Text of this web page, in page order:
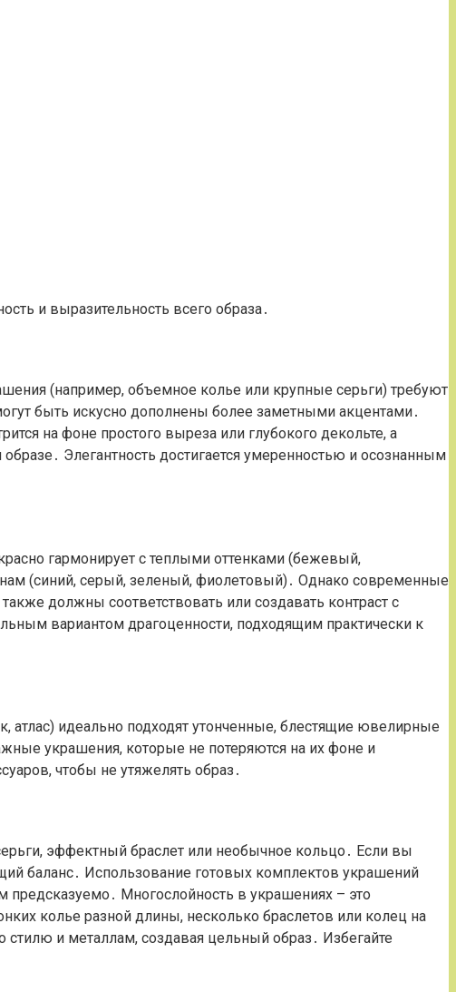
и выразительность всего образа․
(например, объемное колье или крупные серьги) требуют
быть искусно дополнены более заметными акцентами․
на фоне простого выреза или глубокого декольте, а
Элегантность достигается умеренностью и осознанным
гармонирует с теплыми оттенками (бежевый,
(синий, серый, зеленый, фиолетовый)․ Однако современные
должны соответствовать или создавать контраст с
вариантом драгоценности, подходящим практически к
идеально подходят утонченные, блестящие ювелирные
украшения, которые не потеряются на их фоне и
чтобы не утяжелять образ․
эффектный браслет или необычное кольцо․ Если вы
баланс․ Использование готовых комплектов украшений
Многослойность в украшениях – это
колье разной длины, несколько браслетов или колец на
и металлам, создавая цельный образ․ Избегайте